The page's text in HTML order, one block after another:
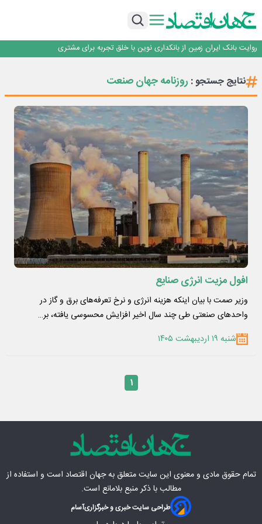
اجرای برنامه تحول بانک با تمرکز بر منابع پایدار، درآمدهای کارمزدی و بازسازی اعتماد
داد
روایت بانک ایران زمین از بانکداری نوین با خلق تجربه برای مشتری
سرپرست اداره کل روابط عمومی بیمه مرکزی منصوب شد
اجرای برنامه تحول بانک با تمرکز بر منابع پایدار، درآمدهای کارمزدی و بازسازی اعتماد
نتایج جستجو : روزنامه جهان صنعت
افول مزیت انرژی صنایع
وزیر صمت با بیان اینکه هزینه انرژی و نرخ تعرفه‌های برق و گاز در
واحدهای صنعتی طی چند سال اخیر افزایش محسوسی یافته، بر…
شنبه ۱۹ اردیبهشت ۱۴۰۵
۱
تمام حقوق مادی‌ و معنوی این سایت متعلق بهجهان اقتصاد است و استفاده از
مطالب با ذکر منبع بلامانع است.
طراحی سایت خبری و خبرگزاریآسام